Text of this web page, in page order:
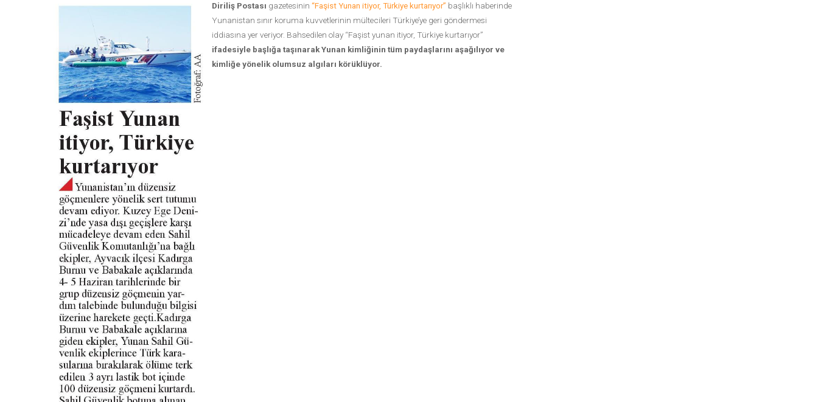
Diriliş Postası gazetesinin “Faşist Yunan itiyor, Türkiye kurtarıyor” başlıklı haberinde
Yunanistan sınır koruma kuvvetlerinin mültecileri Türkiye’ye geri göndermesi
iddiasına yer veriyor. Bahsedilen olay “Faşist yunan itiyor, Türkiye kurtarıyor”
ifadesiyle başlığa taşınarak Yunan kimliğinin tüm paydaşlarını aşağılıyor ve
kimliğe yönelik olumsuz algıları körüklüyor.